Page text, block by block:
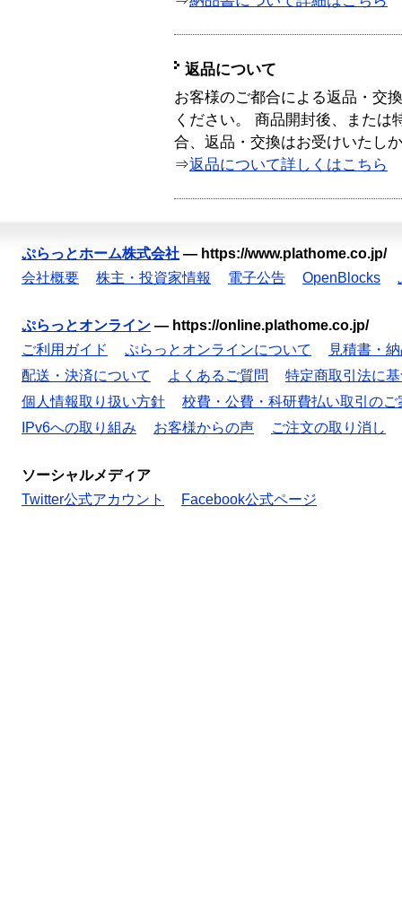
返品について
お客様のご都合による返品・交
ください。 商品開封後、または
合、返品・交換はお受けいたし
⇒返品について詳しくはこちら
ぷらっとホーム株式会社 — https://www.plathome.co.jp/
会社概要
株主・投資家情報 電子公告 OpenBlocks
ぷらっとオンライン — https://online.plathome.co.jp/
ご利用ガイド
ぷらっとオンラインについて
見積書・
配送・決済について
よくあるご質問
特定商取引法に
個人情報取り扱い方針
校費・公費・科研費払い取引のご
IPv6への取り組み
お客様からの声 ご注文の取り消し
ソーシャルメディア
Twitter公式アカウント
Facebook公式ページ